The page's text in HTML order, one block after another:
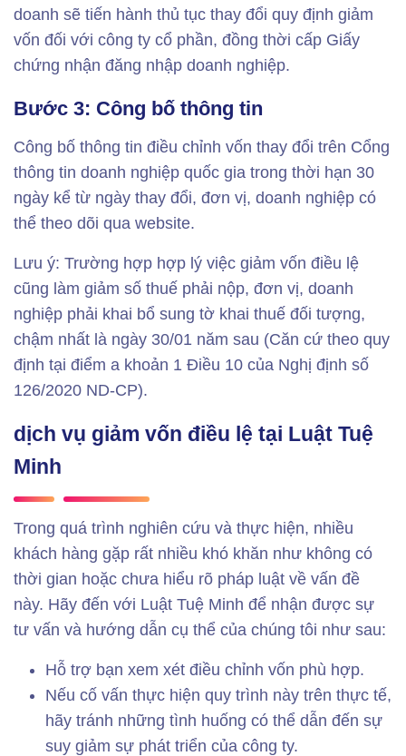
doanh sẽ tiến hành thủ tục thay đổi quy định giảm
vốn đối với công ty cổ phần, đồng thời cấp Giấy
chứng nhận đăng nhập doanh nghiệp.
Bước 3: Công bố thông tin
Công bố thông tin điều chỉnh vốn thay đổi trên Cổng
thông tin doanh nghiệp quốc gia trong thời hạn 30
ngày kể từ ngày thay đổi, đơn vị, doanh nghiệp có
thể theo dõi qua website.
Lưu ý: Trường hợp hợp lý việc giảm vốn điều lệ
cũng làm giảm số thuế phải nộp, đơn vị, doanh
nghiệp phải khai bổ sung tờ khai thuế đối tượng,
chậm nhất là ngày 30/01 năm sau (Căn cứ theo quy
định tại điểm a khoản 1 Điều 10 của Nghị định số
126/2020 ND-CP).
dịch vụ giảm vốn điều lệ tại Luật Tuệ
Minh
Trong quá trình nghiên cứu và thực hiện, nhiều
khách hàng gặp rất nhiều khó khăn như không có
thời gian hoặc chưa hiểu rõ pháp luật về vấn đề
này. Hãy đến với Luật Tuệ Minh để nhận được sự
tư vấn và hướng dẫn cụ thể của chúng tôi như sau:
Hỗ trợ bạn xem xét điều chỉnh vốn phù hợp.
Nếu cố vấn thực hiện quy trình này trên thực tế,
hãy tránh những tình huống có thể dẫn đến sự
suy giảm sự phát triển của công ty.